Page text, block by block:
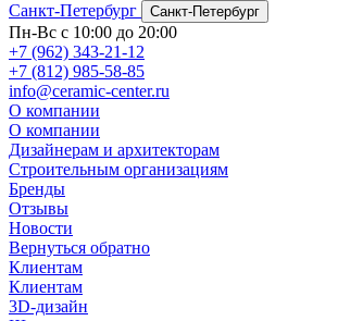
Санкт-Петербург
Санкт-Петербург
Пн-Вс с 10:00 до 20:00
+7 (962) 343-21-12
+7 (812) 985-58-85
info@ceramic-center.ru
О компании
О компании
Дизайнерам и архитекторам
Строительным организациям
Бренды
Отзывы
Новости
Вернуться обратно
Клиентам
Клиентам
3D-дизайн